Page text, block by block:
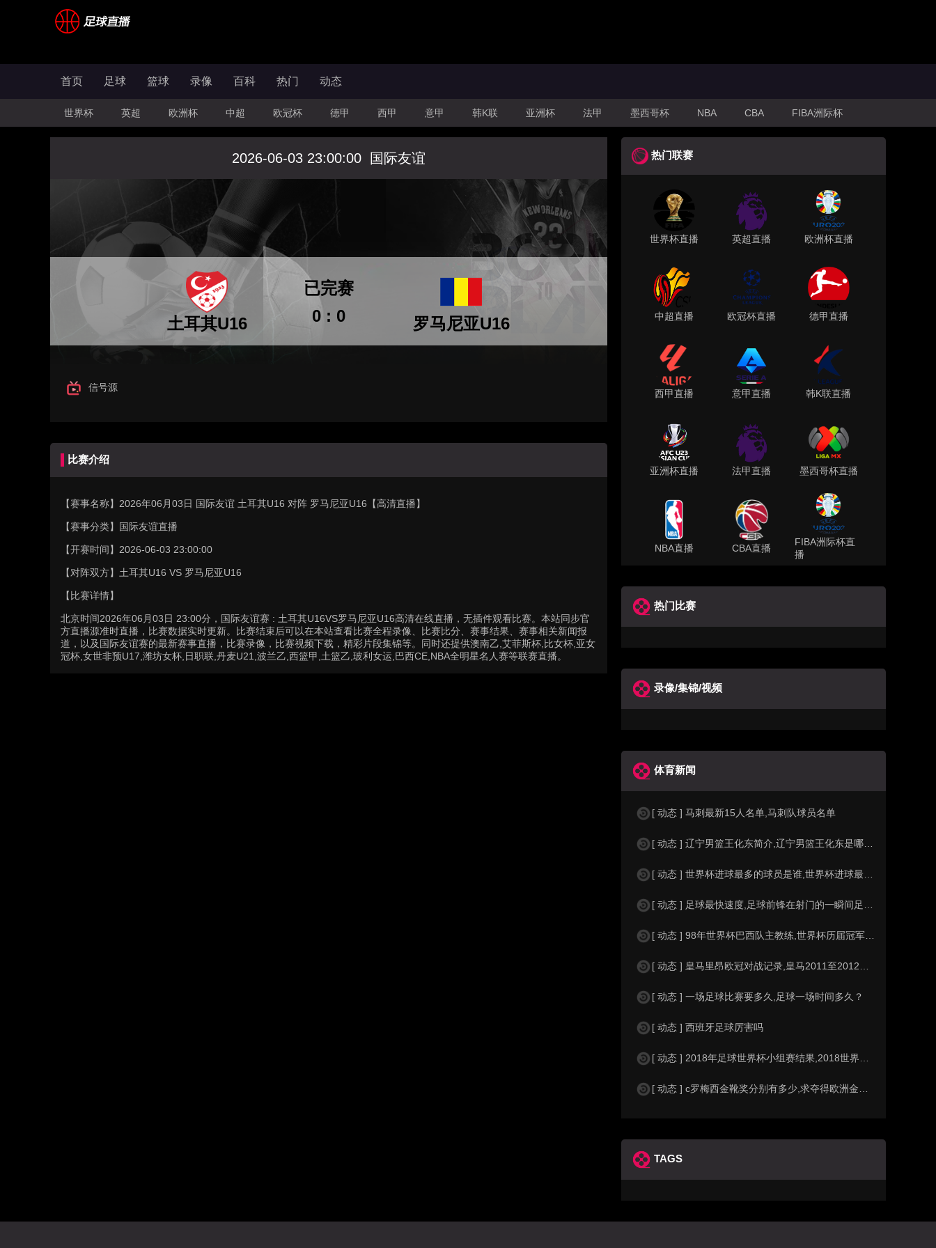
首页 足球 篮球 录像 百科 热门 动态
世界杯 英超 欧洲杯 中超 欧冠杯 德甲 西甲 意甲 韩K联 亚洲杯 法甲 墨西哥杯 NBA CBA FIBA洲际杯
2026-06-03 23:00:00 国际友谊
土耳其U16 0 : 0
已完赛
罗马尼亚U16
信号源
比赛介绍
【赛事名称】 2026年06月03日 国际友谊 土耳其U16 对阵 罗马尼亚U16【高清直播】
【赛事分类】 国际友谊直播
【开赛时间】 2026-06-03 23:00:00
【对阵双方】 土耳其U16 VS 罗马尼亚U16
【比赛详情】
北京时间2026年06月03日 23:00分，国际友谊赛 : 土耳其U16VS罗马尼亚U16高清在线直播，无插件观看比赛。本站同步官
方直播源准时直播，比赛数据实时更新。比赛结束后可以在本站查看比赛全程录像、比赛比分、赛事结果、赛事相关新闻报
道，以及国际友谊赛的最新赛事直播，比赛录像，比赛视频下载，精彩片段集锦等。同时还提供澳南乙,艾菲斯杯,比女杯,亚女
冠杯,女世非预U17,潍坊女杯,日职联,丹麦U21,波兰乙,西篮甲,土篮乙,玻利女运,巴西CE,NBA全明星名人赛等联赛直播。
热门联赛
世界杯直播 英超直播 欧洲杯直播
中超直播 欧冠杯直播 德甲直播
西甲直播 意甲直播 韩K联直播
亚洲杯直播 法甲直播 墨西哥杯直播
NBA直播 CBA直播
FIBA洲际杯直
播
热门比赛
录像/集锦/视频
体育新闻
[ 动态 ] 马刺最新15人名单,马刺队球员名单
[ 动态 ] 辽宁男篮王化东简介,辽宁男篮王化东是哪里人？
[ 动态 ] 世界杯进球最多的球员是谁,世界杯进球最多的球员是谁？
[ 动态 ] 足球最快速度,足球前锋在射门的一瞬间足球的速度有多快？？
[ 动态 ] 98年世界杯巴西队主教练,世界杯历届冠军球队教练
[ 动态 ] 皇马里昂欧冠对战记录,皇马2011至2012欧冠赛程&nbs
[ 动态 ] 一场足球比赛要多久,足球一场时间多久？
[ 动态 ] 西班牙足球厉害吗
[ 动态 ] 2018年足球世界杯小组赛结果,2018世界杯中国进入a组
[ 动态 ] c罗梅西金靴奖分别有多少,求夺得欧洲金靴奖与各大联赛金靴奖最
TAGS